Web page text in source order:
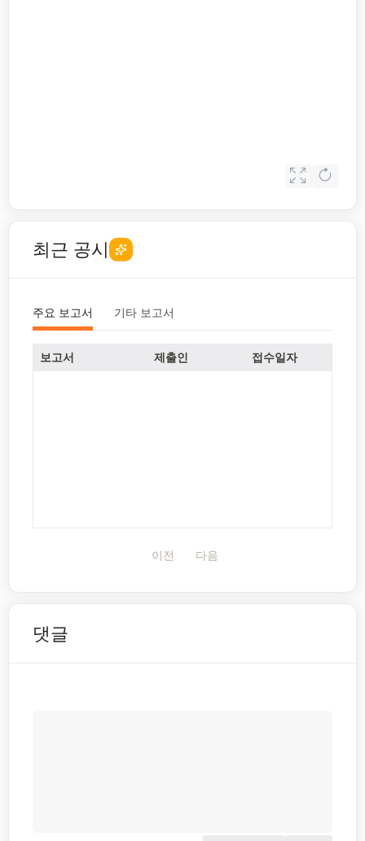
최근 공시
주요 보고서 기타 보고서
보고서 제출인 접수일자
이전 다음
댓글